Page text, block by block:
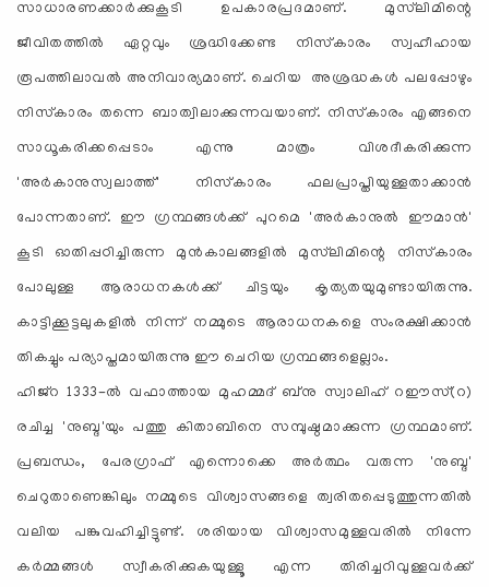
സാധാരണക്കാര്‍ക്കുകൂടി ഉപകാരപ്രദമാണ്. മുസ്‌ലിമിന്റെ
ജീവിതത്തില്‍ ഏറ്റവും ശ്രദ്ധിക്കേണ്ട നിസ്‌കാരം സ്വഹീഹായ
രൂപത്തിലാവല്‍ അനിവാര്യമാണ്. ചെറിയ അശ്രദ്ധകള്‍ പലപ്പോഴും
നിസ്‌കാരം തന്നെ ബാത്വിലാക്കുന്നവയാണ്. നിസ്‌കാരം എങ്ങനെ
സാധൂകരിക്കപ്പെടാം എന്നു മാത്രം വിശദീകരിക്കുന്ന
'അര്‍കാനുസ്വലാത്ത്' നിസ്‌കാരം ഫലപ്രാപ്തിയുള്ളതാക്കാന്‍
പോന്നതാണ്. ഈ ഗ്രന്ഥങ്ങള്‍ക്ക് പുറമെ 'അര്‍കാനുല്‍ ഈമാന്‍'
കൂടി ഓതിപ്പഠിച്ചിരുന്ന മുന്‍കാലങ്ങളില്‍ മുസ്‌ലിമിന്റെ നിസ്‌കാരം
പോലുള്ള ആരാധനകള്‍ക്ക് ചിട്ടയും കൃത്യതയുമുണ്ടായിരുന്നു.
കാട്ടിക്കൂട്ടലുകളില്‍ നിന്ന് നമ്മുടെ ആരാധനകളെ സംരക്ഷിക്കാന്‍
തികച്ചും പര്യാപ്തമായിരുന്നു ഈ ചെറിയ ഗ്രന്ഥങ്ങളെല്ലാം.
ഹിജ്‌റ 1333-ല്‍ വഫാത്തായ മുഹമ്മദ് ബ്‌നു സ്വാലിഹ് റഈസ്(റ)
രചിച്ച 'നുബ്ദ'യും പത്തു കിതാബിനെ സമ്പുഷ്ഠമാക്കുന്ന ഗ്രന്ഥമാണ്.
പ്രബന്ധം, പേരഗ്രാഫ് എന്നൊക്കെ അര്‍ത്ഥം വരുന്ന 'നുബ്ദ'
ചെറുതാണെങ്കിലും നമ്മുടെ വിശ്വാസങ്ങളെ ത്വരിതപ്പെടുത്തുന്നതില്‍
വലിയ പങ്കുവഹിച്ചിട്ടുണ്ട്. ശരിയായ വിശ്വാസമുള്ളവരില്‍ നിന്നേ
കര്‍മ്മങ്ങള്‍ സ്വീകരിക്കുകയുള്ളൂ എന്ന തിരിച്ചറിവുള്ളവര്‍ക്ക്